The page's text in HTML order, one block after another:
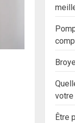
votre
Être